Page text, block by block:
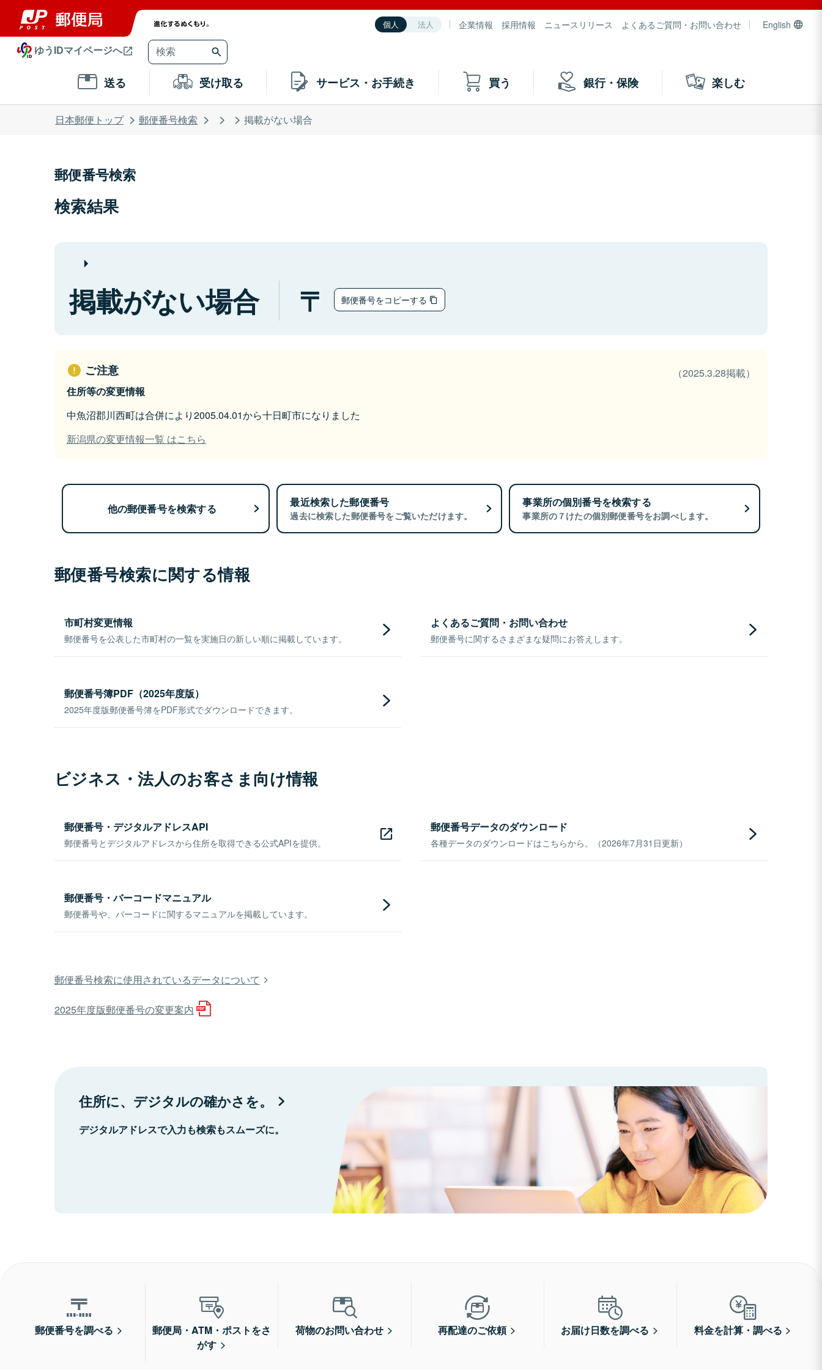
個人 法人 企業情報 採用情報 ニュースリリース よくあるご質問・お問い合わせ English
ゆうIDマイページへ
送る 受け取る サービス・お手続き 買う 銀行・保険 楽しむ
日本郵便トップ 郵便番号検索 掲載がない場合
郵便番号検索
検索結果
掲載がない場合 郵便番号をコピーする
ご注意
（2025.3.28掲載）
住所等の変更情報
中魚沼郡川西町は合併により2005.04.01から十日町市になりました
新潟県の変更情報一覧 はこちら
他の郵便番号を検索する 最近検索した郵便番号
過去に検索した郵便番号をご覧いただけます。
事業所の個別番号を検索する
事業所の７けたの個別郵便番号をお調べします。
郵便番号検索に関する情報
市町村変更情報
郵便番号を公表した市町村の一覧を実施日の新しい順に掲載しています。
よくあるご質問・お問い合わせ
郵便番号に関するさまざまな疑問にお答えします。
郵便番号簿PDF（2025年度版）
2025年度版郵便番号簿をPDF形式でダウンロードできます。
ビジネス・法人のお客さま向け情報
郵便番号・デジタルアドレスAPI
郵便番号とデジタルアドレスから住所を取得できる公式APIを提供。
郵便番号データのダウンロード
各種データのダウンロードはこちらから。（2026年7月31日更新）
郵便番号・バーコードマニュアル
郵便番号や、バーコードに関するマニュアルを掲載しています。
郵便番号検索に使用されているデータについて
2025年度版郵便番号の変更案内
住所に、デジタルの確かさを。
デジタルアドレスで入力も検索もスムーズに。
郵便番号を調べる
郵便局・ATM・ポストをさ
がす
荷物のお問い合わせ 再配達のご依頼 お届け日数を調べる 料金を計算・調べる